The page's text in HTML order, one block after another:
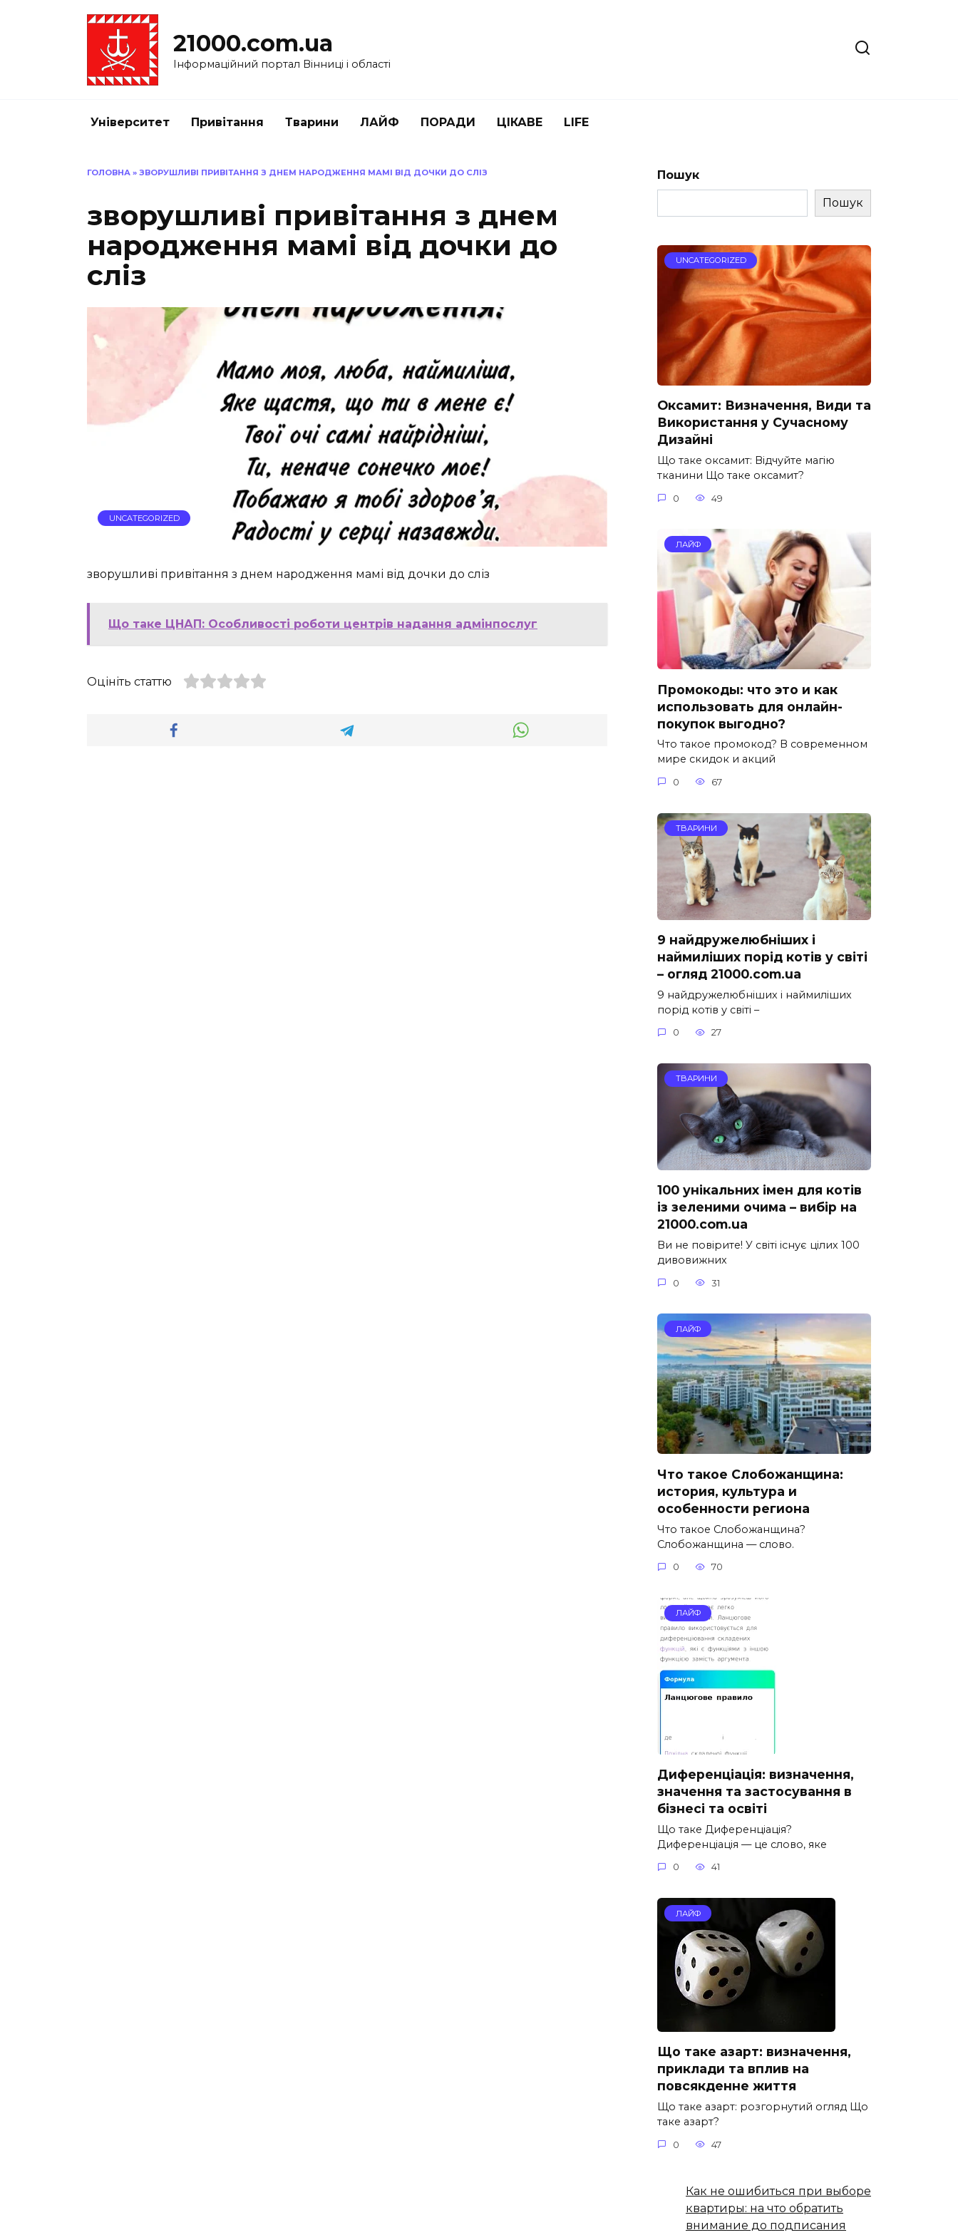
21000.com.ua
Інформаційний портал Вінниці і області
Університет Привітання Тварини ЛАЙФ ПОРАДИ ЦІКАВЕ LIFE
ГОЛОВНА » ЗВОРУШЛИВІ ПРИВІТАННЯ З ДНЕМ НАРОДЖЕННЯ МАМІ ВІД ДОЧКИ ДО СЛІЗ
зворушливі привітання з днем
народження мамі від дочки до
сліз
UNCATEGORIZED
зворушливі привітання з днем народження мамі від дочки до сліз
Що таке ЦНАП: Особливості роботи центрів надання адмінпослуг
Оцініть статтю
Пошук
Пошук
UNCATEGORIZED
Оксамит: Визначення, Види та
Використання у Сучасному
Дизайні
Що таке оксамит: Відчуйте магію
тканини Що таке оксамит?
0 49
ЛАЙФ
Промокоды: что это и как
использовать для онлайн-
покупок выгодно?
Что такое промокод? В современном
мире скидок и акций
0 67
ТВАРИНИ
9 найдружелюбніших і
наймиліших порід котів у світі
– огляд 21000.com.ua
9 найдружелюбніших і наймиліших
порід котів у світі –
0 27
ТВАРИНИ
100 унікальних імен для котів
із зеленими очима – вибір на
21000.com.ua
Ви не повірите! У світі існує цілих 100
дивовижних
0 31
ЛАЙФ
Что такое Слобожанщина:
история, культура и
особенности региона
Что такое Слобожанщина?
Слобожанщина — слово.
0 70
ЛАЙФ
Диференціація: визначення,
значення та застосування в
бізнесі та освіті
Що таке Диференціація?
Диференціація — це слово, яке
0 41
ЛАЙФ
Що таке азарт: визначення,
приклади та вплив на
повсякденне життя
Що таке азарт: розгорнутий огляд Що
таке азарт?
0 47
Как не ошибиться при выборе
квартиры: на что обратить
внимание до подписания